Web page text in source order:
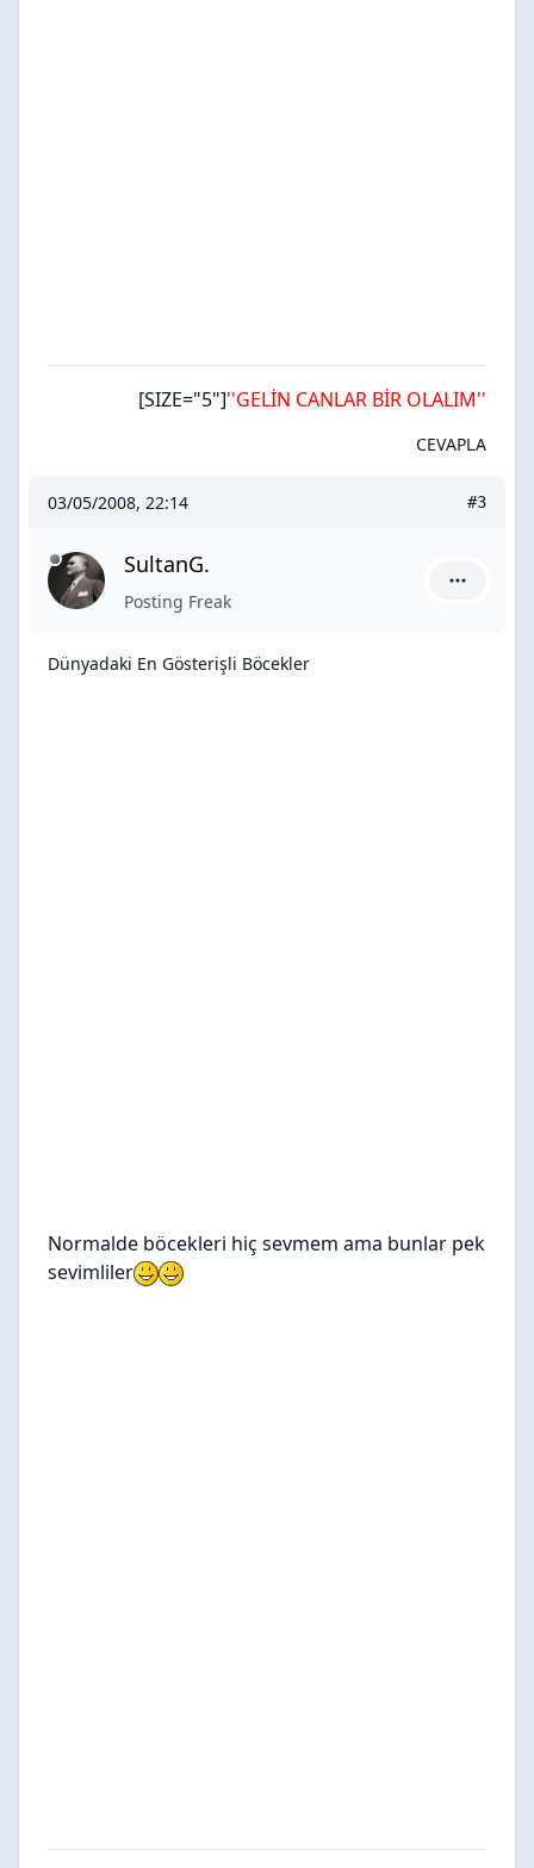
[SIZE="5"]''GELİN CANLAR BİR OLALIM''
CEVAPLA
03/05/2008, 22:14 #3
SultanG.
Posting Freak
Dünyadaki En Gösterişli Böcekler
Normalde böcekleri hiç sevmem ama bunlar pek
sevimliler